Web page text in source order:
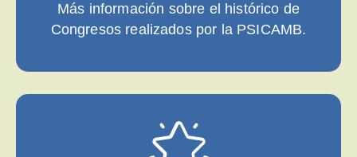
Más información sobre el histórico de
Congresos realizados por la PSICAMB.